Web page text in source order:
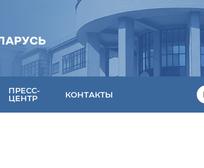
ПРЕСС-
ЦЕНТР
КОНТАКТЫ